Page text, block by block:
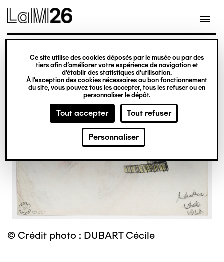
Gestion des cookies
Ce site utilise des cookies déposés par le musée ou par des
tiers afin d’améliorer votre expérience de navigation et
d’établir des statistiques d’utilisation.
À l’exception des cookies nécessaires au bon fonctionnement
du site, vous pouvez tous les accepter, tous les refuser ou en
personnaliser le dépôt.
Tout accepter Tout refuser
Personnaliser
contenu
© Crédit photo : DUBART Cécile